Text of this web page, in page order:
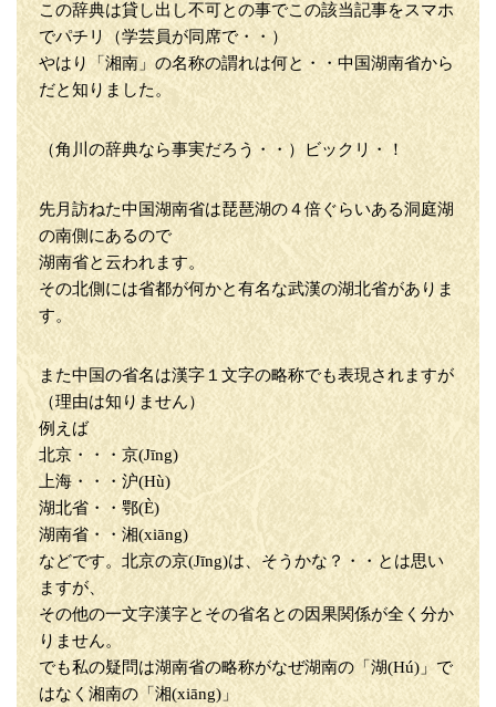
この辞典は貸し出し不可との事でこの該当記事をスマホ
でパチリ（学芸員が同席で・・）
やはり「湘南」の名称の謂れは何と・・中国湖南省から
だと知りました。
（角川の辞典なら事実だろう・・）ビックリ・！
先月訪ねた中国湖南省は琵琶湖の４倍ぐらいある洞庭湖
の南側にあるので
湖南省と云われます。
その北側には省都が何かと有名な武漢の湖北省がありま
す。
また中国の省名は漢字１文字の略称でも表現されますが
（理由は知りません）
例えば
北京・・・京(Jīng)
上海・・・沪(Hù)
湖北省・・鄂(È)
湖南省・・湘(xiāng)
などです。北京の京(Jīng)は、そうかな？・・とは思い
ますが、
その他の一文字漢字とその省名との因果関係が全く分か
りません。
でも私の疑問は湖南省の略称がなぜ湖南の「湖(Hú)」で
はなく湘南の「湘(xiāng)」